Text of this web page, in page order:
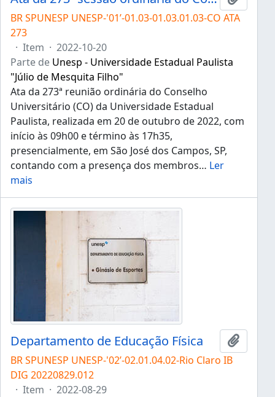
BR SPUNESP UNESP-'01’-01.03-01.03.01.03-CO ATA
273
· Item · 2022-10-20
Parte de Unesp - Universidade Estadual Paulista
"Júlio de Mesquita Filho"
Ata da 273ª reunião ordinária do Conselho
Universitário (CO) da Universidade Estadual
Paulista, realizada em 20 de outubro de 2022, com
início às 09h00 e término às 17h35,
presencialmente, em São José dos Campos, SP,
contando com a presença dos membros… Ler
mais
Departamento de Educação Física
BR SPUNESP UNESP-'02’-02.01.04.02-Rio Claro IB
DIG 20220829.012
· Item · 2022-08-29